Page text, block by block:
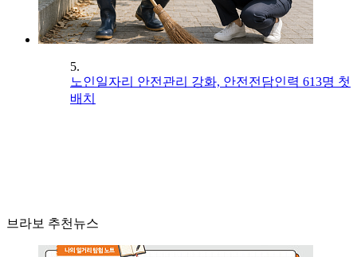
5.
노인일자리 안전관리 강화, 안전전담인력 613명 첫
배치
브라보 추천뉴스